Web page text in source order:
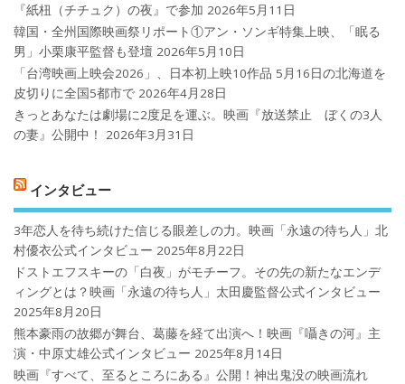
『紙杻（チチュク）の夜』で参加 2026年5月11日
韓国・全州国際映画祭リポート①アン・ソンギ特集上映、「眠る
男」小栗康平監督も登壇 2026年5月10日
「台湾映画上映会2026」、日本初上映10作品 5月16日の北海道を
皮切りに全国5都市で 2026年4月28日
きっとあなたは劇場に2度足を運ぶ。映画『放送禁止 ぼくの3人
の妻』公開中！
2026年3月31日
インタビュー
3年恋人を待ち続けた信じる眼差しの力。映画「永遠の待ち人」北
村優衣公式インタビュー 2025年8月22日
ドストエフスキーの「白夜」がモチーフ。その先の新たなエンデ
ィングとは？映画「永遠の待ち人」太田慶監督公式インタビュー
2025年8月20日
熊本豪雨の故郷が舞台、葛藤を経て出演へ！映画『囁きの河』主
演・中原丈雄公式インタビュー 2025年8月14日
映画『すべて、至るところにある』公開！神出鬼没の映画流れ